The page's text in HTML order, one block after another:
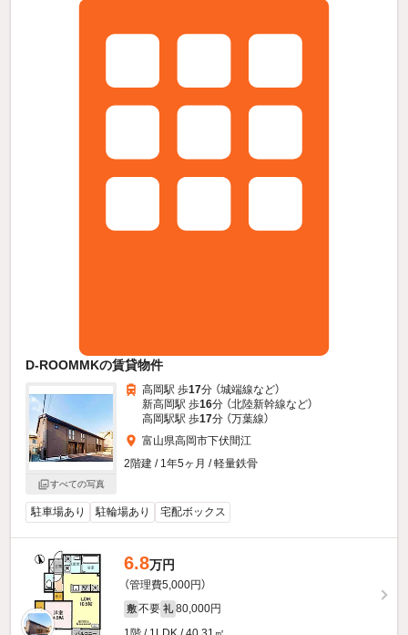
D-ROOMMKの賃貸物件
すべての写真
高岡駅 歩17分 （城端線など）
新高岡駅 歩16分 （北陸新幹線など）
高岡駅駅 歩17分 （万葉線）
富山県高岡市下伏間江
2階建 / 1年5ヶ月 / 軽量鉄骨
駐車場あり 駐輪場あり 宅配ボックス
6.8万円
（管理費5,000円）
敷 不要 礼 80,000円